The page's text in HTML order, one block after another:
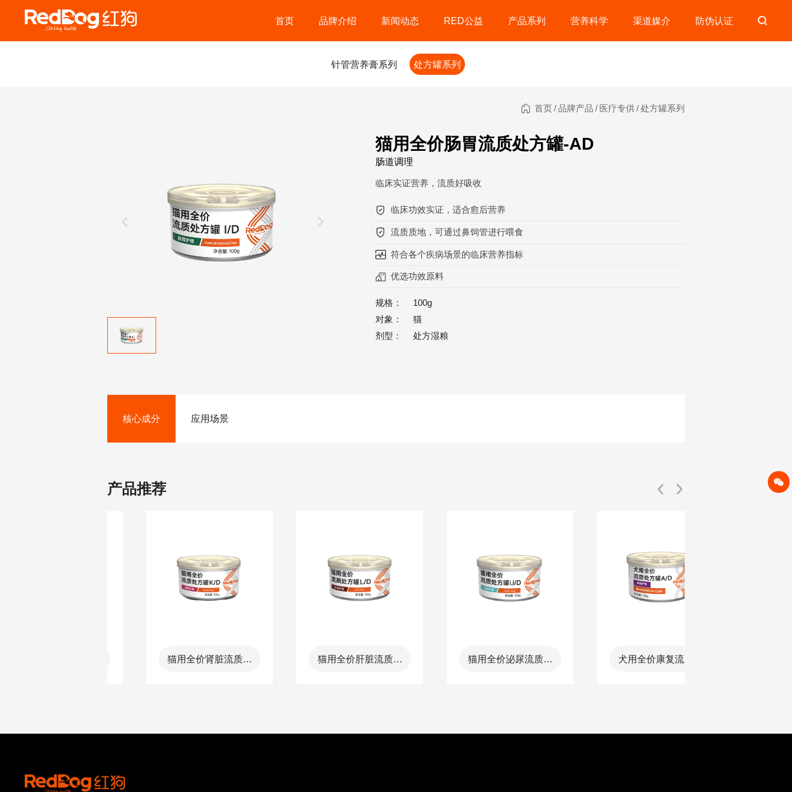
首页 品牌介绍 新闻动态 RED公益 产品系列 营养科学 渠道媒介 防伪认证
针管营养膏系列 处方罐系列
首页 /品牌产品 / 医疗专供/处方罐系列
猫用全价肠胃流质处方罐-AD
肠道调理
临床实证营养，流质好吸收
临床功效实证，适合愈后营养
流质质地，可通过鼻饲管进行喂食
符合各个疾病场景的临床营养指标
优选功效原料
规格：
100g
对象：
猫
剂型：
处方湿粮
核心成分 应用场景
产品推荐
猫用全价肾脏流质处 猫用全价肝脏流质处 猫用全价泌尿流质处 犬用全价康复流质处